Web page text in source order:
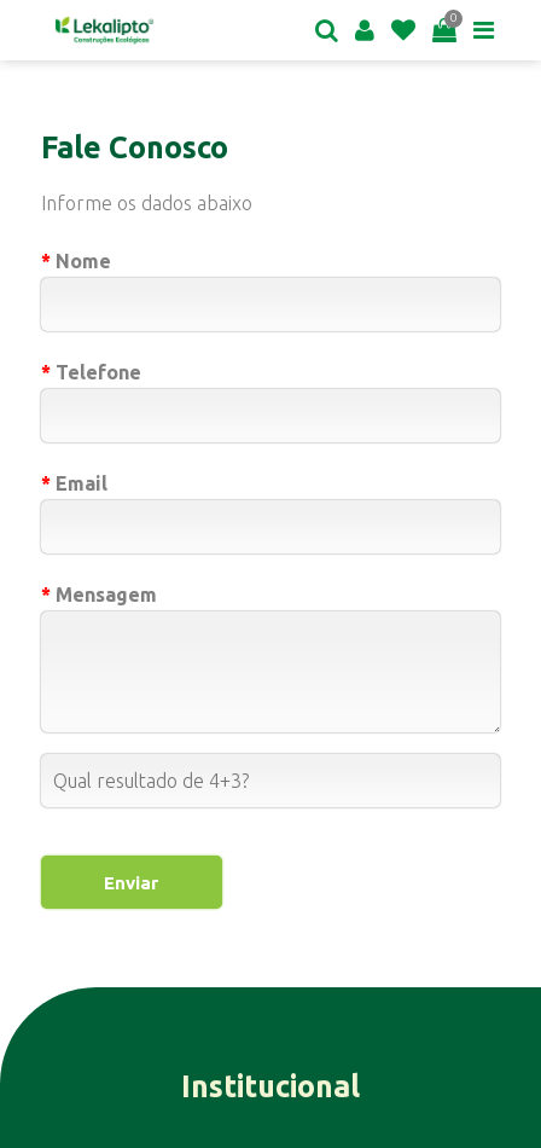
0
Fale Conosco
Informe os dados abaixo
*Nome
*Telefone
*Email
*Mensagem
Institucional